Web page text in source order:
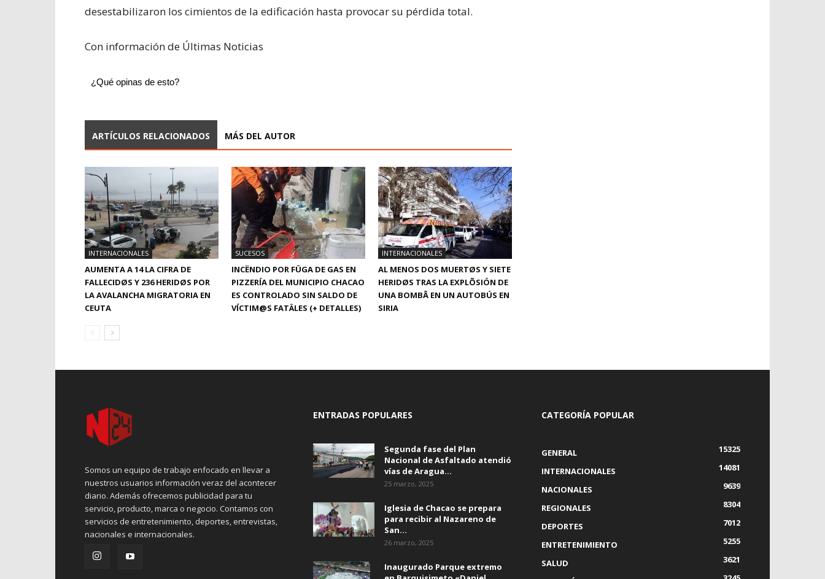
desestabilizaron los cimientos de la edificación hasta provocar su pérdida total.
Con información de Últimas Noticias
¿Qué opinas de esto?
ARTÍCULOS RELACIONADOS MÁS DEL AUTOR
INTERNACIONALES
AUMENTA A 14 LA CIFRA DE
FALLECIDØS Y 236 HERIDØS POR
LA AVALANCHA MIGRATORIA EN
CEUTA
SUCESOS
INCËNDIO POR FÜGA DE GAS EN
PIZZERÍA DEL MUNICIPIO CHACAO
ES CONTROLADO SIN SALDO DE
VÍCTIM@S FATÄLES (+ DETALLES)
INTERNACIONALES
AL MENOS DOS MUERTØS Y SIETE
HERIDØS TRAS LA EXPLÕSIÓN DE
UNA BOMBÂ EN UN AUTOBÚS EN
SIRIA
Somos un equipo de trabajo enfocado en llevar a
nuestros usuarios información veraz del acontecer
diario. Además ofrecemos publicidad para tu
servicio, producto, marca o negocio. Contamos con
servicios de entretenimiento, deportes, entrevistas,
nacionales e internacionales.
ENTRADAS POPULARES
Segunda fase del Plan
Nacional de Asfaltado atendió
vías de Aragua...
25 marzo, 2025
Iglesia de Chacao se prepara
para recibir al Nazareno de
San...
26 marzo, 2025
Inaugurado Parque extremo
CATEGORÍA POPULAR
GENERAL
15325
INTERNACIONALES
14081
NACIONALES
9639
REGIONALES
8304
DEPORTES
7012
ENTRETENIMIENTO
5255
SALUD
3621